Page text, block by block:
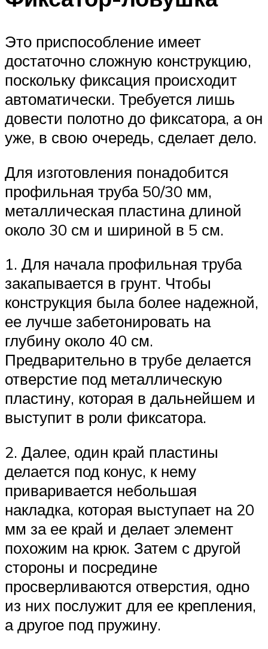
Это приспособление имеет
достаточно сложную конструкцию,
поскольку фиксация происходит
автоматически. Требуется лишь
довести полотно до фиксатора, а он
уже, в свою очередь, сделает дело.
Для изготовления понадобится
профильная труба 50/30 мм,
металлическая пластина длиной
около 30 см и шириной в 5 см.
1. Для начала профильная труба
закапывается в грунт. Чтобы
конструкция была более надежной,
ее лучше забетонировать на
глубину около 40 см.
Предварительно в трубе делается
отверстие под металлическую
пластину, которая в дальнейшем и
выступит в роли фиксатора.
2. Далее, один край пластины
делается под конус, к нему
приваривается небольшая
накладка, которая выступает на 20
мм за ее край и делает элемент
похожим на крюк. Затем с другой
стороны и посредине
просверливаются отверстия, одно
из них послужит для ее крепления,
а другое под пружину.